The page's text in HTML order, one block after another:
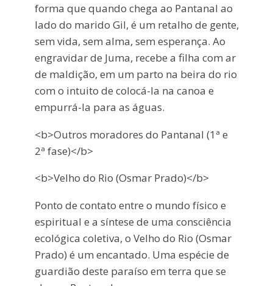
forma que quando chega ao Pantanal ao
lado do marido Gil, é um retalho de gente,
sem vida, sem alma, sem esperança. Ao
engravidar de Juma, recebe a filha com ar
de maldição, em um parto na beira do rio
com o intuito de colocá-la na canoa e
empurrá-la para as águas.
<b>Outros moradores do Pantanal (1ª e
2ª fase)</b>
<b>Velho do Rio (Osmar Prado)</b>
Ponto de contato entre o mundo físico e
espiritual e a síntese de uma consciência
ecológica coletiva, o Velho do Rio (Osmar
Prado) é um encantado. Uma espécie de
guardião deste paraíso em terra que se